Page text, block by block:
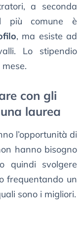
a seconda
più comune è
, ma esiste ad
Lo stipendio
con gli
laurea
l’opportunità di
hanno bisogno
quindi svolgere
frequentando un
sono i migliori.